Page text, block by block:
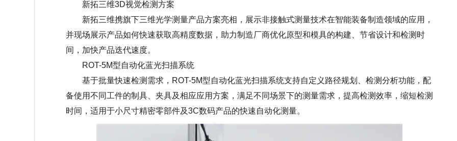
新拓三维3D视觉检测方案
新拓三维携旗下三维光学测量产品方案亮相，展示非接触式测量技术在智能装备制造领域的应用，
并现场展示产品如何快速获取高精度数据，助力制造厂商优化原型和模具的构建、节省设计和检测时
间，加快产品迭代速度。
ROT-5M型自动化蓝光扫描系统
基于批量快速检测需求， ROT-5M型自动化蓝光扫描系统支持自定义路径规划、检测分析功能，配
备使用不同工件的制具、夹具及相应应用方案，满足不同场景下的测量需求，提高检测效率，缩短检测
时间，适用于小尺寸精密零部件及3C数码产品的快速自动化测量。